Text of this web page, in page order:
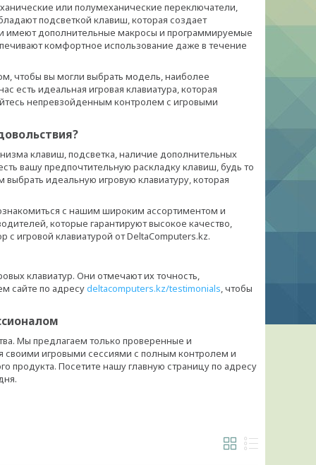
или полумеханические переключатели,
подсветкой клавиш, которая создает
имеют дополнительные макросы и программируемые
комфортное использование даже в течение
чтобы вы могли выбрать модель, наиболее
есть идеальная игровая клавиатура, которая
непревзойденным контролем с игровыми
клавиш, подсветка, наличие дополнительных
вашу предпочтительную раскладку клавиш, будь то
идеальную игровую клавиатуру, которая
с нашим широким ассортиментом и
которые гарантируют высокое качество,
игровой клавиатурой от DeltaComputers.kz.
клавиатур. Они отмечают их точность,
сайте по адресуdeltacomputers.kz/testimonials, чтобы
Мы предлагаем только проверенные и
игровыми сессиями с полным контролем и
продукта. Посетите нашу главную страницу по адресу